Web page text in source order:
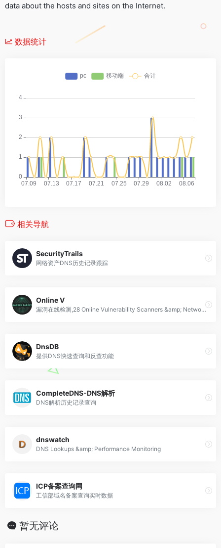
data about the hosts and sites on the Internet.
数据统计
相关导航
SecurityTrails
网络资产DNS历史记录跟踪
Online V
漏洞在线检测,28 Online Vulnerability Scanners &amp; Network Tools
DnsDB
提供DNS快速查询和反查功能
CompleteDNS-DNS解析
DNS解析历史记录查询
dnswatch
DNS Lookups &amp; Performance Monitoring
ICP备案查询网
工信部域名备案查询实时数据
暂无评论